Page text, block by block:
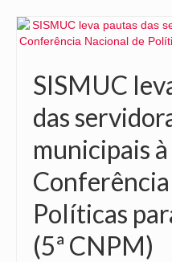
SISMUC
das
municipais à
Políticas
(5ª CNPM)